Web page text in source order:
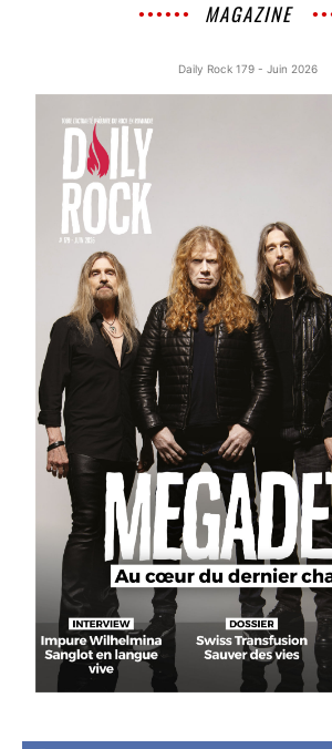
MAGAZINE
Daily Rock 179 - Juin 2026